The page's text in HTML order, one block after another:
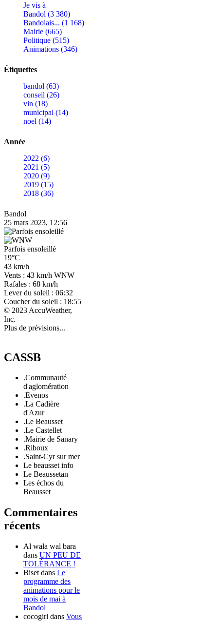
Je vis à
Bandol (3 380)
Bandolais... (1 168)
Mairie (665)
Politique (515)
Animations (346)
Étiquettes
bandol (63)
conseil (26)
vin (18)
municipal (14)
noel (14)
Année
2022 (6)
2021 (5)
2020 (9)
2019 (15)
2018 (36)
Bandol
25 mars 2023, 12:56
Parfois ensoleillé
19°C
43 km/h
Vents : 43 km/h WNW
Rafales : 68 km/h
Lever du soleil : 06:32
Coucher du soleil : 18:55
© 2023 AccuWeather,
Inc.
Plus de prévisions...
CASSB
.Communauté
d'aglomération
.Evenos
.La Cadière
d'Azur
.Le Beausset
.Le Castellet
.Mairie de Sanary
.Riboux
.Saint-Cyr sur mer
Le beausset info
Le Beaussetan
Les échos du
Beausset
Commentaires
récents
Al wala wal bara
dans UN PEU DE
TOLÉRANCE !
Biset dans Le
programme des
animations pour le
mois de mai à
Bandol
cocogirl dans Vous